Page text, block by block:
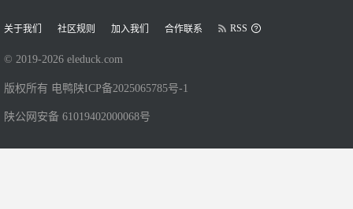
关于我们 社区规则 加入我们 合作联系 RSS
© 2019-2026 eleduck.com
版权所有 电鸭 陕ICP备2025065785号-1
陕公网安备 61019402000068号